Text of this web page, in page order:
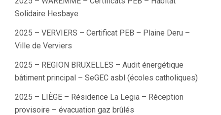
Solidaire Hesbaye
2025 – VERVIERS – Certificat PEB – Plaine Deru –
Ville de Verviers
2025 – REGION BRUXELLES – Audit énergétique
bâtiment principal – SeGEC asbl (écoles catholiques)
2025 – LIÈGE – Résidence La Legia – Réception
provisoire – évacuation gaz brûlés